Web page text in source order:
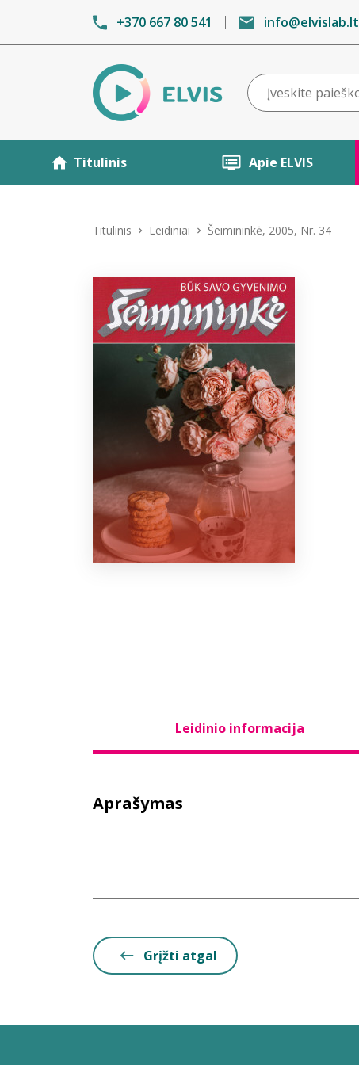
+370 667 80 541 info@elvislab.lt
Titulinis Apie ELVIS
Titulinis Leidiniai Šeimininkė, 2005, Nr. 34
Leidinio informacija
Aprašymas
Grįžti atgal